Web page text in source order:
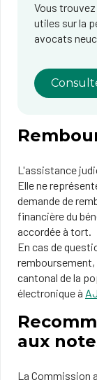
Vous
utiles sur la
avocats
L'assistance
Elle ne
demande de
financière du
accordée à tort.
En cas de
remboursement,
cantonal de la
électronique à
aux
La Commission